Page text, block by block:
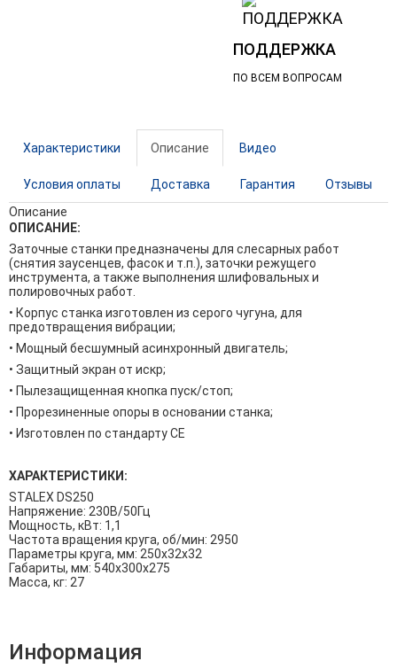
ПОДДЕРЖКА
ПО ВСЕМ ВОПРОСАМ
Характеристики Описание Видео
Условия оплаты Доставка Гарантия
Отзывы
Описание
ОПИСАНИЕ:
Заточные станки предназначены для слесарных работ
(снятия заусенцев, фасок и т.п.), заточки режущего
инструмента, а также выполнения шлифовальных и
полировочных работ.
• Корпус станка изготовлен из серого чугуна, для
предотвращения вибрации;
• Мощный бесшумный асинхронный двигатель;
• Защитный экран от искр;
• Пылезащищенная кнопка пуск/стоп;
• Прорезиненные опоры в основании станка;
• Изготовлен по стандарту СЕ
ХАРАКТЕРИСТИКИ:
STALEX DS250
Напряжение: 230В/50Гц
Мощность, кВт: 1,1
Частота вращения круга, об/мин: 2950
Параметры круга, мм: 250х32х32
Габариты, мм: 540х300х275
Масса, кг: 27
Информация